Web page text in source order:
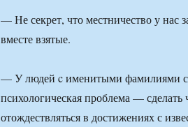
— Не секрет, что местничество у нас
вместе взятые.
— У людей c именитыми фамилиями
психологическая проблема — сделать
отождествляться в достижениях с